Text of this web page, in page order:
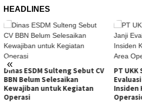
HEADLINES
«
CV
PT UKK Sampaikan Duka, Janji
Evaluasi Sistem K3 Usai
Insiden Karyawan di Area